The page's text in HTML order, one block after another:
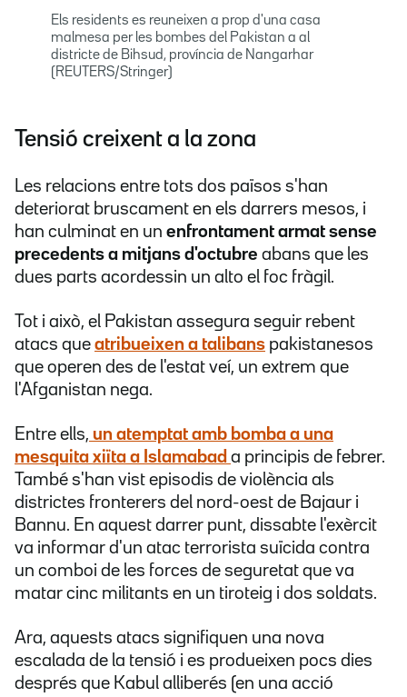
Els residents es reuneixen a prop d'una casa
malmesa per les bombes del Pakistan a al
districte de Bihsud, província de Nangarhar
(REUTERS/Stringer)
Tensió creixent a la zona
Les relacions entre tots dos països s'han
deteriorat bruscament en els darrers mesos, i
han culminat en un enfrontament armat sense
precedents a mitjans d'octubre abans que les
dues parts acordessin un alto el foc fràgil.
Tot i això, el Pakistan assegura seguir rebent
atacs que atribueixen a talibans pakistanesos
que operen des de l'estat veí, un extrem que
l'Afganistan nega.
Entre ells, un atemptat amb bomba a una
mesquita xiïta a Islamabad a principis de febrer.
També s'han vist episodis de violència als
districtes fronterers del nord-oest de Bajaur i
Bannu. En aquest darrer punt, dissabte l'exèrcit
va informar d'un atac terrorista suïcida contra
un comboi de les forces de seguretat que va
matar cinc militants en un tiroteig i dos soldats.
Ara, aquests atacs signifiquen una nova
escalada de la tensió i es produeixen pocs dies
després que Kabul alliberés (en una acció